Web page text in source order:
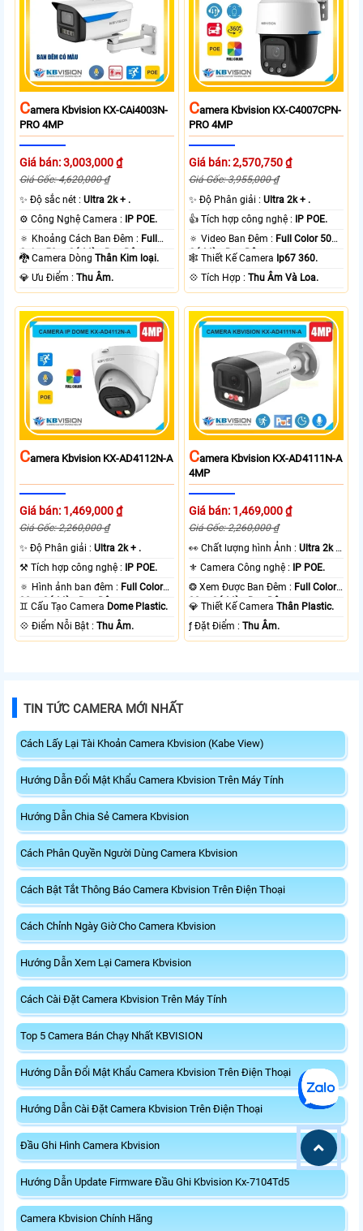
CAmera Kbvision KX-CAi4003N-
PRO 4MP
Giá bán: 3,003,000 ₫
Giá Gốc: 4,620,000 ₫
✨ Độ sắc nét :Ultra 2k + .
⚙ Công Nghệ Camera :
IP POE.
🔅 Khoảng Cách Ban Đêm : Full
Color 50m Có Màu Ban Ðêm.
🐉️ Camera DòngThân Kim loại.
️💎 Ưu Điểm :Thu Âm.
CAmera Kbvision KX-C4007CPN-
PRO 4MP
Giá bán: 2,570,750 ₫
Giá Gốc: 3,955,000 ₫
✨ Độ Phân giải :Ultra 2k + .
👍 Tích hợp công nghệ :
IP POE.
🔅 Video Ban Đêm : Full Color 50m
Có Màu Ban Ðêm.
🕸️ Thiết Kế Camera Ip67 360.
️💠 Tích Hợp :Thu Âm Và Loa.
CAmera Kbvision KX-AD4112N-A
Giá bán: 1,469,000 ₫
Giá Gốc: 2,260,000 ₫
✨ Độ Phân giải :Ultra 2k + .
⚒ Tích hợp công nghệ : IP POE.
🔅 Hình ảnh ban đêm : Full Color
30m Có Màu Ban Ðêm.
♊ Cấu Tạo Camera Dome Plastic.
️💠 Điểm Nỗi Bật :Thu Âm.
CAmera Kbvision KX-AD4111N-A
4MP
Giá bán: 1,469,000 ₫
Giá Gốc: 2,260,000 ₫
️👀 Chất lượng hình Ảnh :Ultra 2k +
⚜️ Camera Công nghệ : IP POE.
❂ Xem Được Ban Đêm : Full Color
30m Có Màu Ban Ðêm.
💎 Thiết Kế CameraThân Plastic.
️ƒ Đặt Điểm :Thu Âm.
TIN TỨC CAMERA MỚI NHẤT
Cách Lấy Lại Tài Khoản Camera Kbvision (Kabe View)
Hướng Dẫn Đổi Mật Khẩu Camera Kbvision Trên Máy Tính
Hướng Dẫn Chia Sẻ Camera Kbvision
Cách Phân Quyền Người Dùng Camera Kbvision
Cách Bật Tắt Thông Báo Camera Kbvision Trên Điện Thoại
Cách Chỉnh Ngày Giờ Cho Camera Kbvision
Hướng Dẫn Xem Lại Camera Kbvision
Cách Cài Đặt Camera Kbvision Trên Máy Tính
Top 5 Camera Bán Chạy Nhất KBVISION
Hướng Dẫn Đổi Mật Khẩu Camera Kbvision Trên Điện Thoại
Hướng Dẫn Cài Đặt Camera Kbvision Trên Điện Thoại
Đầu Ghi Hình Camera Kbvision
Hướng Dẫn Update Firmware Đầu Ghi Kbvision Kx-7104Td5
Camera Kbvision Chính Hãng